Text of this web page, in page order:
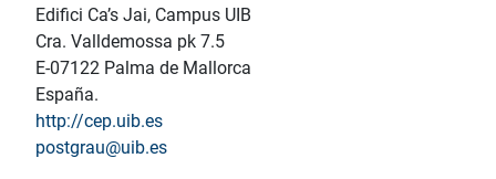
Edifici Ca’s Jai, Campus UIB
Cra. Valldemossa pk 7.5
E-07122 Palma de Mallorca
España.
http://cep.uib.es
postgrau@uib.es